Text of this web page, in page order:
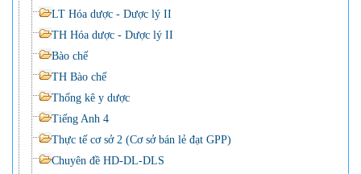
LT Hóa dược - Dược lý II
TH Hóa dược - Dược lý II
Bào chế
TH Bào chế
Thống kê y dược
Tiếng Anh 4
Thực tế cơ sở 2 (Cơ sở bán lẻ đạt GPP)
Chuyên đề HD-DL-DLS